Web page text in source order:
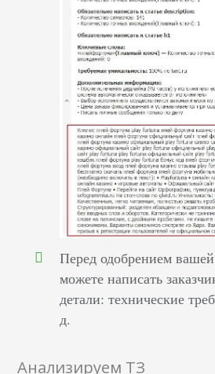
Перед одобрением
можете написать
детали: технические
д.
Анализируем ТЗ